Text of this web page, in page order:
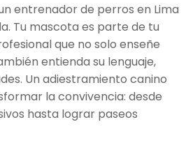
entrenador de perros en Lima
Tu mascota es parte de tu
que no solo enseñe
entienda su lenguaje,
Un adiestramiento canino
la convivencia: desde
hasta lograr paseos